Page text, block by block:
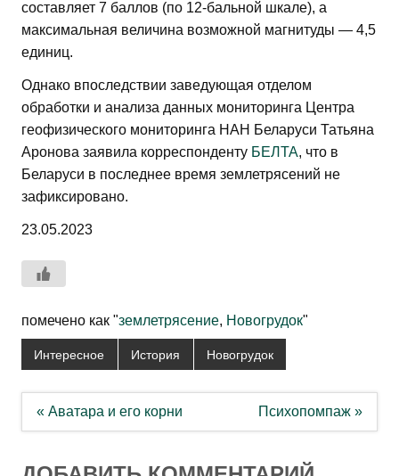
составляет 7 баллов (по 12-бальной шкале), а
максимальная величина возможной магнитуды — 4,5
единиц.
Однако впоследствии заведующая отделом
обработки и анализа данных мониторинга Центра
геофизического мониторинга НАН Беларуси Татьяна
Аронова заявила корреспонденту БЕЛТА, что в
Беларуси в последнее время землетрясений не
зафиксировано.
23.05.2023
помечено как "землетрясение, Новогрудок"
Интересное История Новогрудок
Навигация
« Аватара и его корни Психопомпаж »